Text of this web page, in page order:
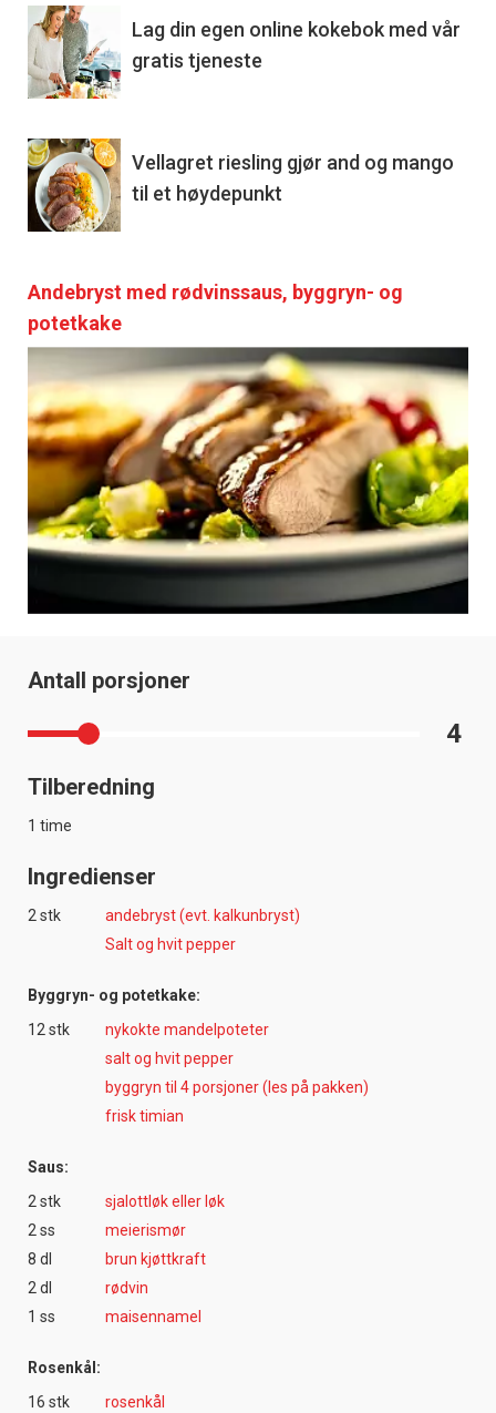
Lag din egen online kokebok med vår
gratis tjeneste
Vellagret riesling gjør and og mango
til et høydepunkt
Andebryst med rødvinssaus, byggryn- og
potetkake
Antall porsjoner
4
Tilberedning
1 time
Ingredienser
2 stk
andebryst (evt. kalkunbryst)
Salt og hvit pepper
Byggryn- og potetkake:
12 stk
nykokte mandelpoteter
salt og hvit pepper
byggryn til 4 porsjoner (les på pakken)
frisk timian
Saus:
2 stk
sjalottløk eller løk
2 ss
meierismør
8 dl
brun kjøttkraft
2 dl
rødvin
1 ss
maisennamel
Rosenkål:
16 stk
rosenkål